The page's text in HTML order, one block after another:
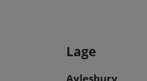
Lage
Aylesbury,